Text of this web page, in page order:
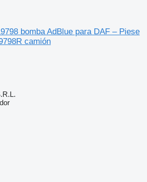
bomba AdBlue para DAF – Piese
camión